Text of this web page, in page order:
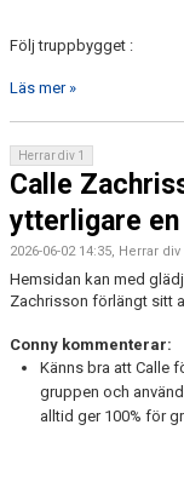
Följ truppbygget :
Läs mer »
Herrar div 1
Calle
ytterligare en
2026-06-02 14:35, Herrar div
Hemsidan kan med
Zachrisson förlängt sitt
Conny kommenterar:
Känns bra att Calle
gruppen och
alltid ger 100% för